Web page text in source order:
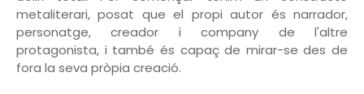
metaliterari, posat que el propi autor és narrador,
personatge, creador i company de l'altre
protagonista, i també és capaç de mirar-se des de
fora la seva pròpia creació.